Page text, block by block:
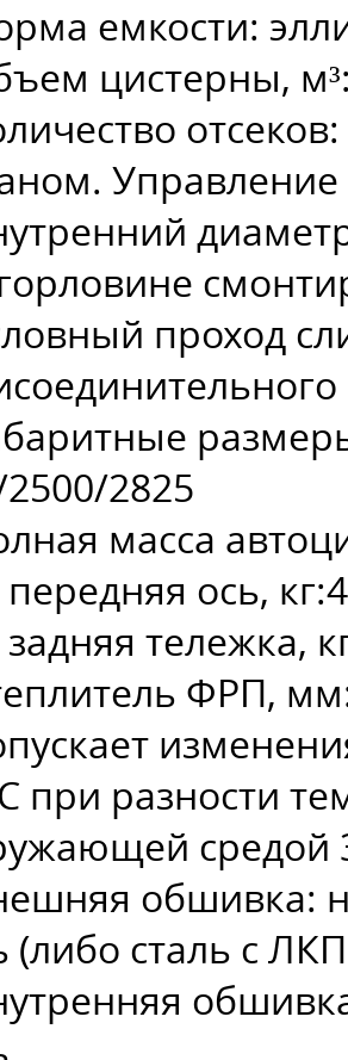
емкости:
цистерны,
Управление
проход
2825
масса
передняя ось,
задняя тележка,
ФРП,
при разности
средой
обшивка:
(либо сталь с